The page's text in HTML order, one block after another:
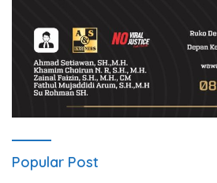
Popular Post